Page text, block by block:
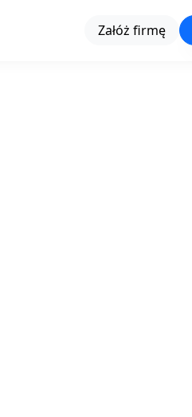
Załóż firmę